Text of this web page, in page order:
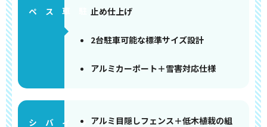
止め仕上げ
2台駐車可能な標準サイズ設計
アルミカーポート＋雪害対応仕様
アルミ目隠しフェンス＋低木植栽の組